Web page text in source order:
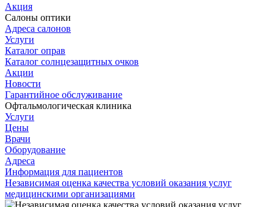
Акция
Салоны оптики
Адреса салонов
Услуги
Каталог оправ
Каталог солнцезащитных очков
Акции
Новости
Гарантийное обслуживание
Офтальмологическая клиника
Услуги
Цены
Врачи
Оборудование
Адреса
Информация для пациентов
Независимая оценка качества условий оказания услуг
медицинскими организациями